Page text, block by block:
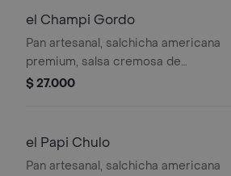
se esconde, se luce con puro sabor.
el Champi Gordo
Pan artesanal, salchicha americana
premium, salsa cremosa de
champiñones en trozos al ajillo, queso
sabrosón y con actitud. ¡este gordo
tiene puro flow en cada mordida!
$ 27.000
el Papi Chulo
Pan artesanal, salchicha americana